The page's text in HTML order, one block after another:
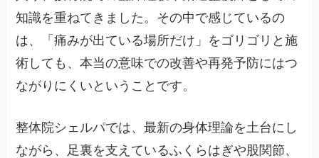
知識を重ねてきました。その中で感じているの
は、「痛みが出ている場所だけ」をゴリゴリと施
術しても、本当の意味での改善や再発予防にはつ
ながりにくいということです。
整体院シェルパでは、最新の身体理論を土台にし
ながら、足裏を支えているふくらはぎや股関節、